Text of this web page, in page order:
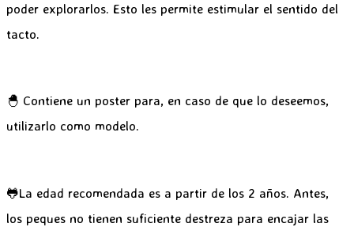
poder explorarlos. Esto les permite estimular el sentido del
tacto.
🐣 Contiene un poster para, en caso de que lo deseemos,
utilizarlo como modelo.
🐸La edad recomendada es a partir de los 2 años. Antes,
los peques no tienen suficiente destreza para encajar las